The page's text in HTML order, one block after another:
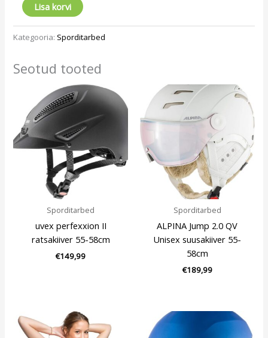
Lisa korvi
Kategooria: Sporditarbed
Seotud tooted
Sporditarbed
uvex perfexxion II
ratsakiiver 55-58cm
€149,99
Sporditarbed
ALPINA Jump 2.0 QV
Unisex suusakiiver 55-
58cm
€189,99